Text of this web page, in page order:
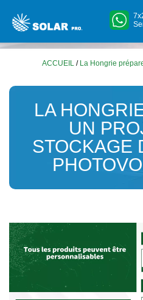
ACCUEIL / La Hongrie
LA
UN
STOCKAGE